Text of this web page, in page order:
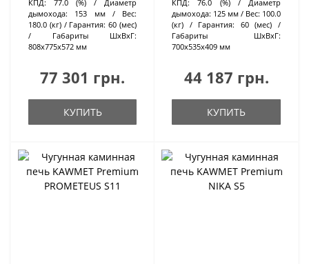
КПД: 77.0 (%)
Диаметр
дымохода:
153 мм
Вес:
180.0 (кг)
Гарантия: 60 (мес)
Габариты ШхВхГ:
808х775х572 мм
77 301 грн.
КУПИТЬ
КПД: 76.0 (%)
Диаметр
дымохода: 125 мм Вес: 100.0
(кг)
Гарантия:
60 (мес)
Габариты ШхВхГ:
700х535х409 мм
44 187 грн.
КУПИТЬ